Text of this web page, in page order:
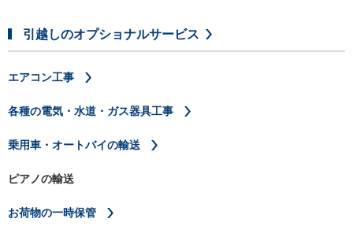
引越しのオプショナルサービス
エアコン工事
各種の電気・水道・ガス器具工事
乗用車・オートバイの輸送
ピアノの輸送
お荷物の一時保管